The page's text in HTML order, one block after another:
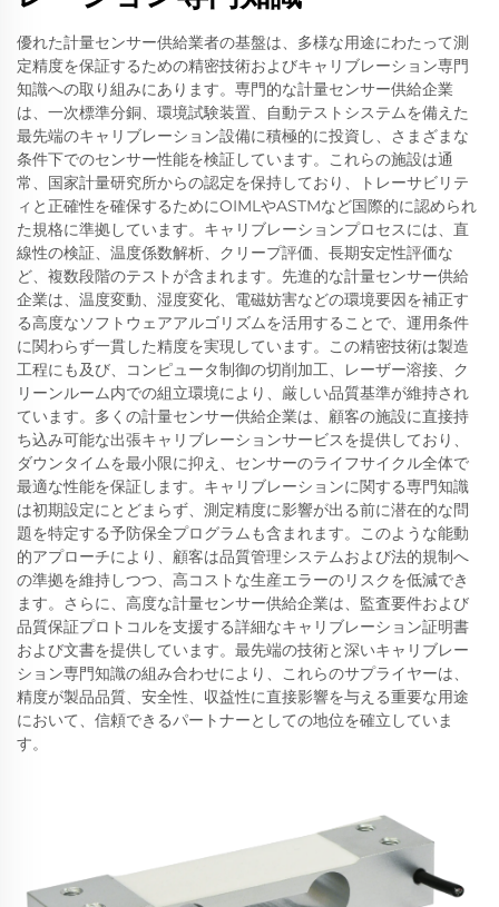
優れた計量センサー供給業者の基盤は、多様な用途にわたって測
定精度を保証するための精密技術およびキャリブレーション専門
知識への取り組みにあります。専門的な計量センサー供給企業
は、一次標準分銅、環境試験装置、自動テストシステムを備えた
最先端のキャリブレーション設備に積極的に投資し、さまざまな
条件下でのセンサー性能を検証しています。これらの施設は通
常、国家計量研究所からの認定を保持しており、トレーサビリテ
ィと正確性を確保するためにOIMLやASTMなど国際的に認められ
た規格に準拠しています。キャリブレーションプロセスには、直
線性の検証、温度係数解析、クリープ評価、長期安定性評価な
ど、複数段階のテストが含まれます。先進的な計量センサー供給
企業は、温度変動、湿度変化、電磁妨害などの環境要因を補正す
る高度なソフトウェアアルゴリズムを活用することで、運用条件
に関わらず一貫した精度を実現しています。この精密技術は製造
工程にも及び、コンピュータ制御の切削加工、レーザー溶接、ク
リーンルーム内での組立環境により、厳しい品質基準が維持され
ています。多くの計量センサー供給企業は、顧客の施設に直接持
ち込み可能な出張キャリブレーションサービスを提供しており、
ダウンタイムを最小限に抑え、センサーのライフサイクル全体で
最適な性能を保証します。キャリブレーションに関する専門知識
は初期設定にとどまらず、測定精度に影響が出る前に潜在的な問
題を特定する予防保全プログラムも含まれます。このような能動
的アプローチにより、顧客は品質管理システムおよび法的規制へ
の準拠を維持しつつ、高コストな生産エラーのリスクを低減でき
ます。さらに、高度な計量センサー供給企業は、監査要件および
品質保証プロトコルを支援する詳細なキャリブレーション証明書
および文書を提供しています。最先端の技術と深いキャリブレー
ション専門知識の組み合わせにより、これらのサプライヤーは、
精度が製品品質、安全性、収益性に直接影響を与える重要な用途
において、信頼できるパートナーとしての地位を確立していま
す。